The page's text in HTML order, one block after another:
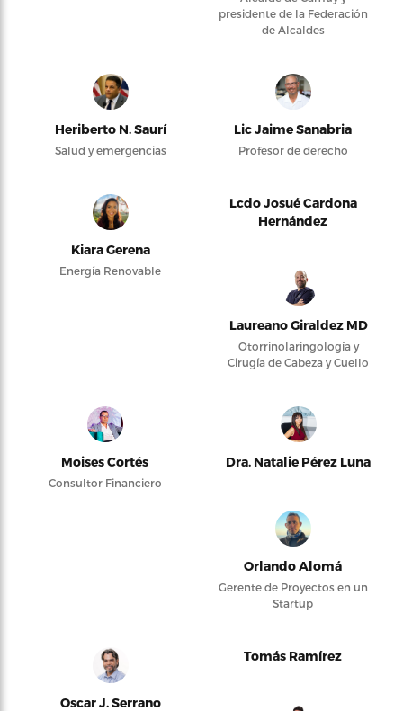
presidente de la Federación
de Alcaldes
Heriberto N. Saurí
Salud y emergencias
Lic Jaime Sanabria
Profesor de derecho
Kiara Gerena
Energía Renovable
Lcdo Josué Cardona
Hernández
Laureano Giraldez MD
Otorrinolaringología y
Cirugía de Cabeza y Cuello
Moises Cortés
Consultor Financiero
Dra. Natalie Pérez Luna
Orlando Alomá
Gerente de Proyectos en un
Startup
Oscar J. Serrano
Tomás Ramírez